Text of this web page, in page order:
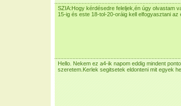
SZIA:Hogy kérdésedre feleljek,én úgy olvastam
15-ig és este 18-tol-20-oráig kell elfogyasztani
Hello. Nekem ez a4-ik napom eddig mindent
szeretem.Kerlek segitsetek eldonteni mit egyek